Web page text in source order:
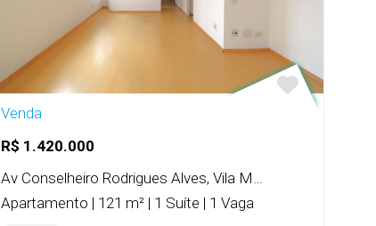
Venda
R$ 1.420.000
Av Conselheiro Rodrigues Alves, Vila Mariana
Apartamento | 121 m² | 1 Suíte | 1 Vaga